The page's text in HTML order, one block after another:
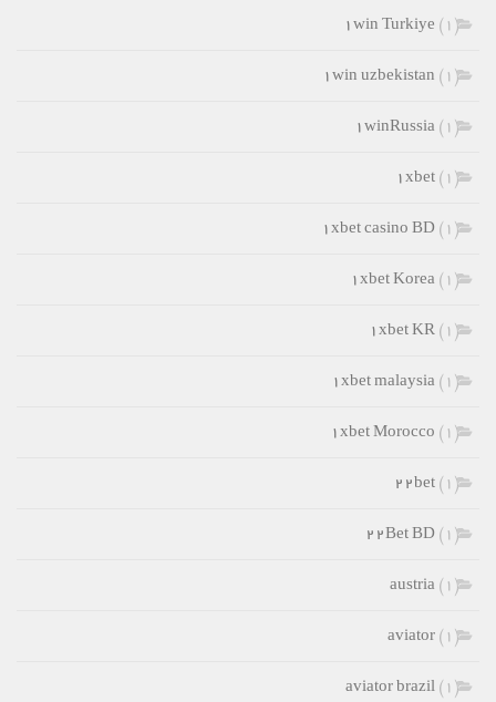
۱win Turkiye (1)
۱win uzbekistan (1)
۱winRussia (1)
۱xbet(1)
۱xbet casino BD(1)
۱xbet Korea (1)
۱xbet KR(1)
۱xbet malaysia (1)
۱xbet Morocco (1)
۲۲bet(1)
۲۲Bet BD(1)
austria (1)
aviator(1)
aviator brazil(1)